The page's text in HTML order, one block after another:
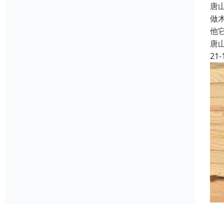
唐
做
他
唐
21-